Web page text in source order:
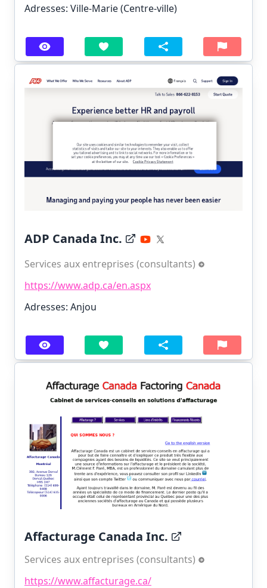
Adresses: Ville-Marie (Centre-ville)
ADP Canada Inc.
Services aux entreprises (consultants)
https://www.adp.ca/en.aspx
Adresses: Anjou
Affacturage Canada Inc.
Services aux entreprises (consultants)
https://www.affacturage.ca/